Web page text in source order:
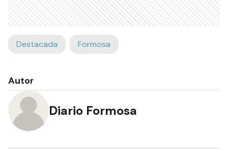
Destacada Formosa
Autor
Diario Formosa